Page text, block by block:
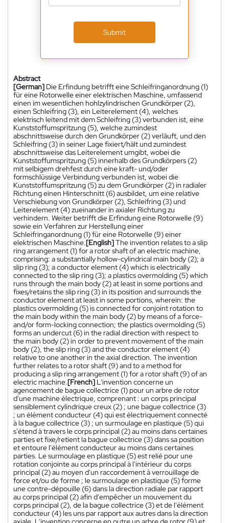
Submit
Abstract
[German] Die Erfindung betrifft eine Schleifringanordnung (1)
für eine Rotorwelle einer elektrischen Maschine, umfassend
einen im wesentlichen hohlzylindrischen Grundkörper (2),
einen Schleifring (3), ein Leiterelement (4), welches
elektrisch leitend mit dem Schleifring (3) verbunden ist, eine
Kunststoffumspritzung (5), welche zumindest
abschnittsweise durch den Grundkörper (2) verläuft, und den
Schleifring (3) in seiner Lage fixiert/hält und zumindest
abschnittsweise das Leiterelement umgibt, wobei die
Kunststoffumspritzung (5) innerhalb des Grundkörpers (2)
mit selbigem drehfest durch eine kraft- und/oder
formschlüssige Verbindung verbunden ist, wobei die
Kunststoffumspritzung (5) zu dem Grundkörper (2) in radialer
Richtung einen Hinterschnitt (6) ausbildet, um eine relative
Verschiebung von Grundkörper (2), Schleifring (3) und
Leiterelement (4) zueinander in axialer Richtung zu
verhindern. Weiter betrifft die Erfindung eine Rotorwelle (9)
sowie ein Verfahren zur Herstellung einer
Schleifringanordnung (1) für eine Rotorwelle (9) einer
elektrischen Maschine.[English]The invention relates to a slip
ring arrangement (1) for a rotor shaft of an electric machine,
comprising: a substantially hollow-cylindrical main body (2); a
slip ring (3); a conductor element (4) which is electrically
connected to the slip ring (3); a plastics overmolding (5) which
runs through the main body (2) at least in some portions and
fixes/retains the slip ring (3) in its position and surrounds the
conductor element at least in some portions, wherein: the
plastics overmolding (5) is connected for conjoint rotation to
the main body within the main body (2) by means of a force-
and/or form-locking connection; the plastics overmolding (5)
forms an undercut (6) in the radial direction with respect to
the main body (2) in order to prevent movement of the main
body (2), the slip ring (3) and the conductor element (4)
relative to one another in the axial direction. The invention
further relates to a rotor shaft (9) and to a method for
producing a slip ring arrangement (1) for a rotor shaft (9) of an
electric machine.[French] L'invention concerne un
agencement de bague collectrice (1) pour un arbre de rotor
d'une machine électrique, comprenant : un corps principal
sensiblement cylindrique creux (2) ; une bague collectrice (3)
; un élément conducteur (4) qui est électriquement connecté
à la bague collectrice (3) ; un surmoulage en plastique (5) qui
s'étend à travers le corps principal (2) au moins dans certaines
parties et fixe/retient la bague collectrice (3) dans sa position
et entoure l'élément conducteur au moins dans certaines
parties. Le surmoulage en plastique (5) est relié pour une
rotation conjointe au corps principal à l'intérieur du corps
principal (2) au moyen d'un raccordement à verrouillage de
force et/ou de forme ; le surmoulage en plastique (5) forme
une contre-dépouille (6) dans la direction radiale par rapport
au corps principal (2) afin d'empêcher un mouvement du
corps principal (2), de la bague collectrice (3) et de l'élément
conducteur (4) les uns par rapport aux autres dans la direction